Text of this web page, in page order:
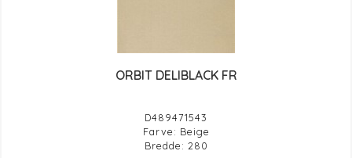
ORBIT DELIBLACK FR
D489471543
Farve: Beige
Bredde: 280